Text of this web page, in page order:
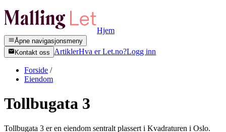
Hjem
Åpne navigasjonsmeny
Kontakt oss
ArtiklerHva er Let.no?Logg inn
Forside /
Eiendom
Tollbugata 3
Tollbugata 3 er en eiendom sentralt plassert i Kvadraturen i Oslo.